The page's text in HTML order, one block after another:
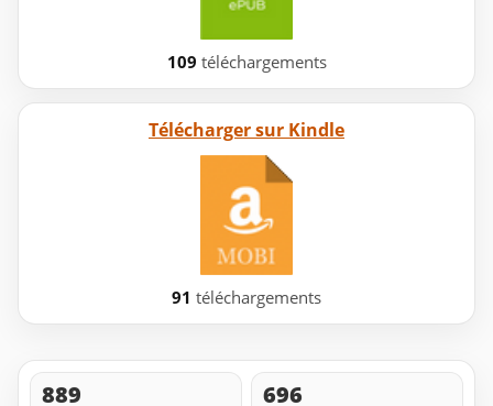
109 téléchargements
Télécharger sur Kindle
91 téléchargements
889 696